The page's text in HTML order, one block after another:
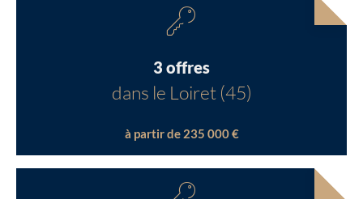
3 offres
dans le Loiret (45)
à partir de 235 000 €